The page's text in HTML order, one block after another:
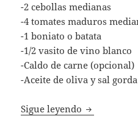
-2 cebollas medianas
-4 tomates maduros
-1 boniato o batata
-1/2 vasito de vino blanco
-Caldo de carne (opcional)
-Aceite de oliva y sal gorda
Sigue leyendo Costillas de